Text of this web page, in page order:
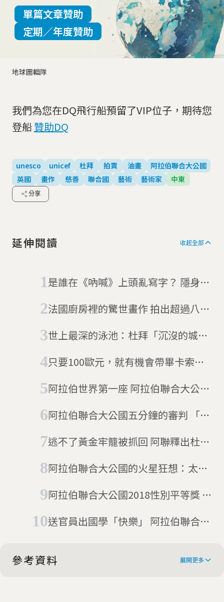
地球圖輯隊
單篇文章贊助
定期／年度贊助
我們為您在DQ飛行船預留了VIP位子，期待您
登船贊助DQ
unesco unicef 杜拜 拍賣 油畫
阿拉伯聯合大公國
英國
畫作 慈善 聯合國 藝術 藝術家 中東
分享
延伸閱讀 收起全部
是誰在《吶喊》上頭亂寫字？ 隱身孟
法國廚房裡的驚世畫作 拍出超過八億
世上最深的泳池：杜拜「沉沒的城
只要100歐元，就有機會帶畢卡索真
助弱勢族群
阿拉伯世界第一座 阿拉伯聯合大公國
阿拉伯聯合大公國五分鐘的審判 「間
逃不了黃金牢籠被抓回 阿聯釋出杜拜
阿拉伯聯合大公國的火星狂想：太
阿拉伯聯合大公國2018性別平等獎 得
送官員出國學「快樂」 阿拉伯聯合大
參考資料 展開更多